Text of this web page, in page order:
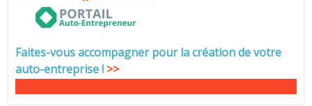
Faites-vous accompagner pour la création de votre
auto-entreprise! >>